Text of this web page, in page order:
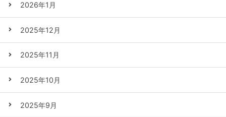
2026年1月
2025年12月
2025年11月
2025年10月
2025年9月